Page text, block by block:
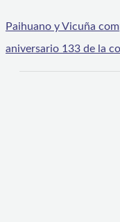
Paihuano y Vicuña
aniversario 133 de la